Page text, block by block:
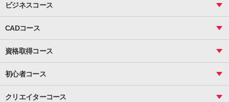
ビジネスコース
関数
ピボットテーブル
マクロ
CADコース
図面作成（基礎）
図面作成（応用）
資格取得コース
ビジネス統計
初心者コース
クリエイターコース